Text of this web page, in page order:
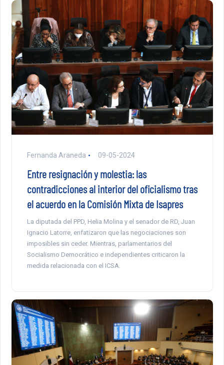
Fernanda Araneda 09-05-2024
Entre resignación y molestia: las
contradicciones al interior del oficialismo tras
el acuerdo en la Comisión Mixta de Isapres
La diputada del PPD, Helia Molina y el senador de RD, Juan
Ignacio Latorre, enfatizaron que las negociaciones son
imposibles sin ceder. Mientras, parlamentarios del
Socialismo Democrático e independientes criticaron la
medida relacionada con el ICSA.